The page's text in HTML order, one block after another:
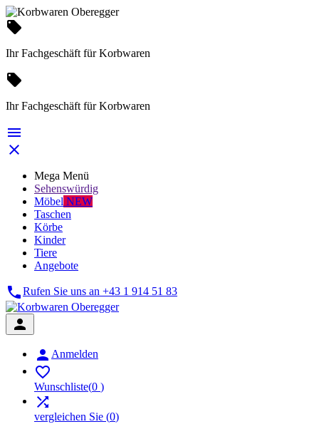
local_offer
Ihr Fachgeschäft für Korbwaren
local_offer
Ihr Fachgeschäft für Korbwaren


Mega Menü
Sehenswürdig
Möbel NEW
Taschen
Körbe
Kinder
Tiere
Angebote
Rufen Sie uns an +43 1 914 51 83

 Anmelden

Wunschliste(0 )

vergleichen Sie (0)